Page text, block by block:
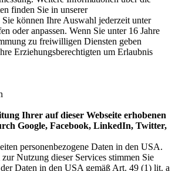
finden Sie in unserer
Sie können Ihre Auswahl jederzeit unter
oder anpassen. Wenn Sie unter 16 Jahre
zu freiwilligen Diensten geben
Erziehungsberechtigten um Erlaubnis
Ihrer auf dieser Webseite erhobenen
Google, Facebook, LinkedIn, Twitter,
personenbezogene Daten in den USA.
Nutzung dieser Services stimmen Sie
Daten in den USA gemäß Art. 49 (1) lit. a